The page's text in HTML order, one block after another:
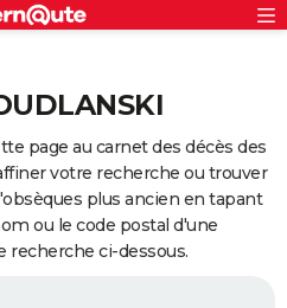
page au carnet des décès des
votre recherche ou trouver
plus ancien en tapant
ou le code postal d'une
ci-dessous.